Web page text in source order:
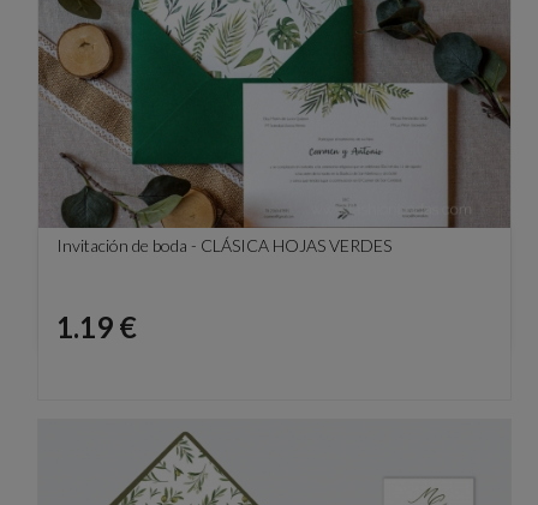
Invitación de boda - CLÁSICA HOJAS VERDES
Precio
1.19 €